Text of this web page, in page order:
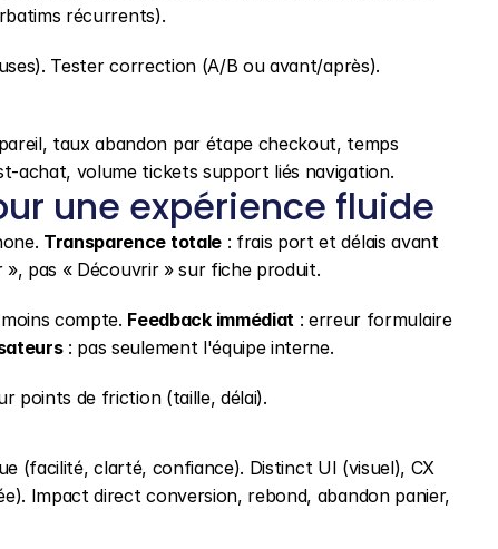
récurrents).
Tester correction (A/B ou avant/après).
taux abandon par étape checkout, temps
achat, volume tickets support liés navigation.
une expérience fluide
Transparence totale : frais port et délais avant
pas « Découvrir » sur fiche produit.
compte. Feedback immédiat : erreur formulaire
: pas seulement l'équipe interne.
points de friction (taille, délai).
(facilité, clarté, confiance). Distinct UI (visuel), CX
Impact direct conversion, rebond, abandon panier,